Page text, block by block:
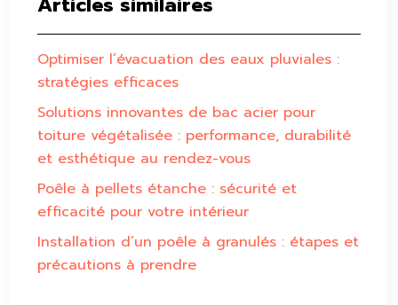
Optimiser l’évacuation des eaux pluviales :
stratégies efficaces
Solutions innovantes de bac acier pour
toiture végétalisée : performance, durabilité
et esthétique au rendez-vous
Poêle à pellets étanche : sécurité et
efficacité pour votre intérieur
Installation d’un poêle à granulés : étapes et
précautions à prendre